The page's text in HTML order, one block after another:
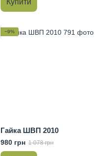
Купити
−9%
Гайка ШВП 2010
980 грн 1 078 грн